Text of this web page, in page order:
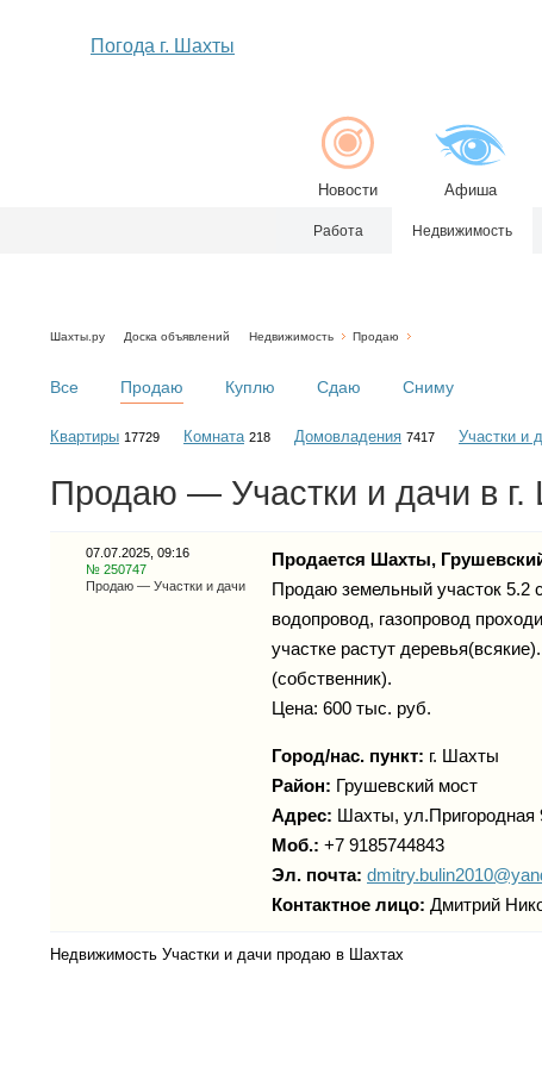
Погода г. Шахты
Новости Афиша
Работа Недвижимость
Шахты.ру Доска объявлений Недвижимость Продаю
Все Продаю Куплю Сдаю Сниму
Квартиры 17729 Комната 218 Домовладения 7417 Участки и
Продаю — Участки и дачи в
07.07.2025, 09:16
№ 250747
Продаю — Участки и дачи
Продается Шахты,
Продаю земельный участок 5.2
водопровод, газопровод
участке растут
(собственник).
Цена: 600 тыс. руб.
Город/нас. пункт: г. Шахты
Район: Грушевский мост
Адрес: Шахты, ул.Пригородная
Моб.: +7 9185744843
Эл. почта:
Контактное лицо: Дмитрий
Недвижимость Участки и дачи продаю в Шахтах